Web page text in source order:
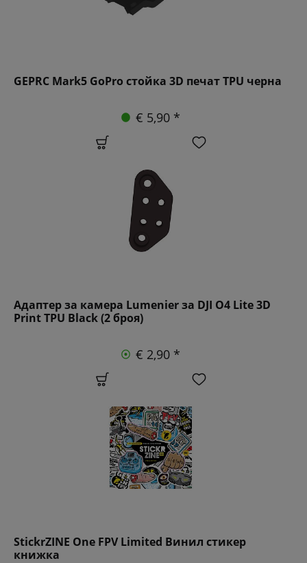
GEPRC Mark5 GoPro стойка 3D печат TPU черна
€ 5,90 *
Адаптер за камера Lumenier за DJI O4 Lite 3D
Print TPU Black (2 броя)
€ 2,90 *
StickrZINE One FPV Limited Винил стикер
книжка